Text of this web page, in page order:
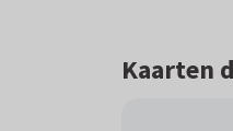
Kaarten